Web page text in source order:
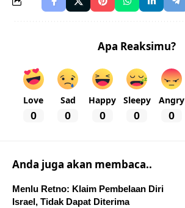
Apa Reaksimu?
Love
0
Sad
0
Happy
0
Sleepy
0
Angry
0
Anda juga akan membaca..
Menlu Retno: Klaim Pembelaan Diri
Israel, Tidak Dapat Diterima